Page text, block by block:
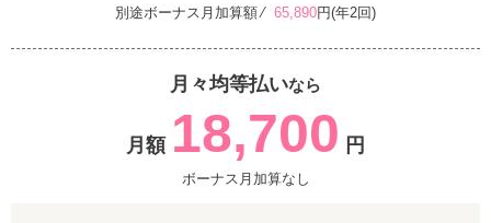
別途ボーナス月加算額 ⁄ 65,890円(年2回)
月々均等払いなら
月額 18,700 円
ボーナス月加算なし